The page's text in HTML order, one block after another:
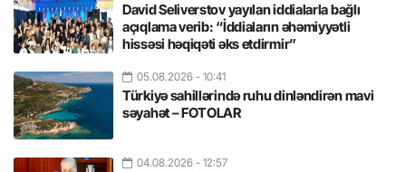
David Seliverstov yayılan iddialarla bağlı
açıqlama verib: “İddiaların əhəmiyyətli
hissəsi həqiqəti əks etdirmir”
05.08.2026 - 10:41
Türkiyə sahillərində ruhu dinləndirən mavi
səyahət – FOTOLAR
04.08.2026 - 12:57